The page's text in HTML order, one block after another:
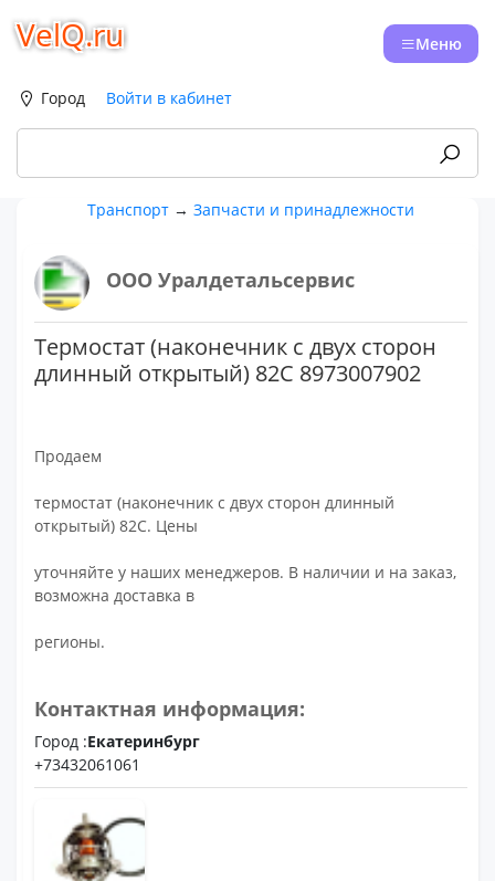
VelQ.ru Меню
Город Войти в кабинет
Транспорт →Запчасти и принадлежности
ООО Уралдетальсервис
Термостат (наконечник с двух сторон
длинный открытый) 82С 8973007902
Продаем
термостат (наконечник с двух сторон длинный
открытый) 82С. Цены
уточняйте у наших менеджеров. В наличии и на заказ,
возможна доставка в
регионы.
Контактная информация:
Город :Екатеринбург
+73432061061